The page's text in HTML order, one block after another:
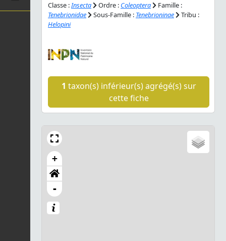
Classe :Insecta Ordre : Coleoptera
Famille :
Tenebrionidae
Sous-Famille : Tenebrioninae
Tribu :
Helopini
1 taxon(s) inférieur(s) agrégé(s) sur
cette fiche
+
-